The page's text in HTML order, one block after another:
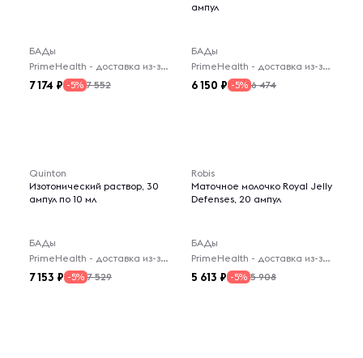
БАДы
PrimeHealth - доставка из-за рубежа
7 174 -5% 7 552
ампул
БАДы
PrimeHealth - доставка из-за рубежа
6 150 -5% 6 474
Quinton
Изотонический раствор, 30
ампул по 10 мл
БАДы
PrimeHealth - доставка из-за рубежа
7 153 -5% 7 529
Robis
Маточное молочко Royal Jelly
Defenses, 20 ампул
БАДы
PrimeHealth - доставка из-за рубежа
5 613 -5% 5 908